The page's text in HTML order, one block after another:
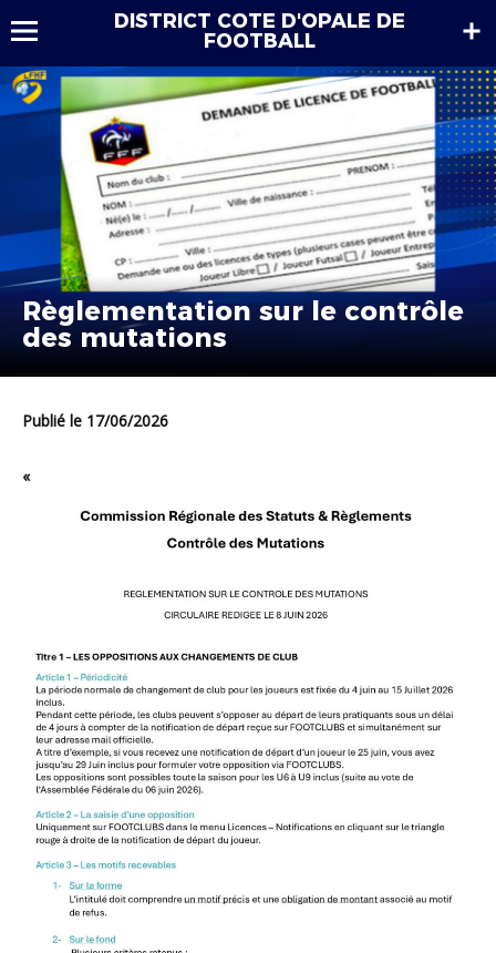
DISTRICT COTE D'OPALE DE
FOOTBALL
Règlementation sur le contrôle
des mutations
Publié le 17/06/2026
«